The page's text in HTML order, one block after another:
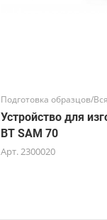
Подготовка образцов/
Устройство для
BT SAM 70
Арт.2300020